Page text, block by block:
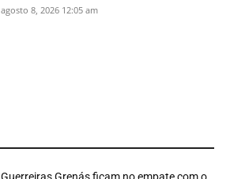
agosto 8, 2026 12:05 am